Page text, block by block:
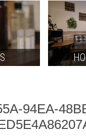
94EA-